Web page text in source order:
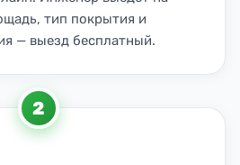
тип покрытия и
— выезд бесплатный.
2